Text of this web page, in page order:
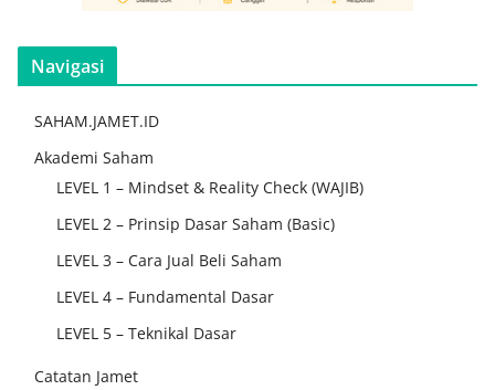
Navigasi
SAHAM.JAMET.ID
Akademi Saham
LEVEL 1 – Mindset & Reality Check (WAJIB)
LEVEL 2 – Prinsip Dasar Saham (Basic)
LEVEL 3 – Cara Jual Beli Saham
LEVEL 4 – Fundamental Dasar
LEVEL 5 – Teknikal Dasar
Catatan Jamet